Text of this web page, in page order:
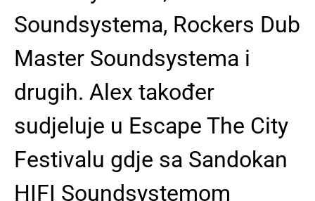
Soundsystema, Rockers Dub
Master Soundsystema i
drugih. Alex također
sudjeluje u Escape The City
Festivalu gdje sa Sandokan
HIFI Soundsystemom